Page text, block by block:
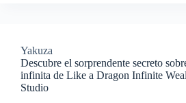
Yakuza
Descubre el sorprendente secreto
infinita de Like a Dragon Infinite
Studio